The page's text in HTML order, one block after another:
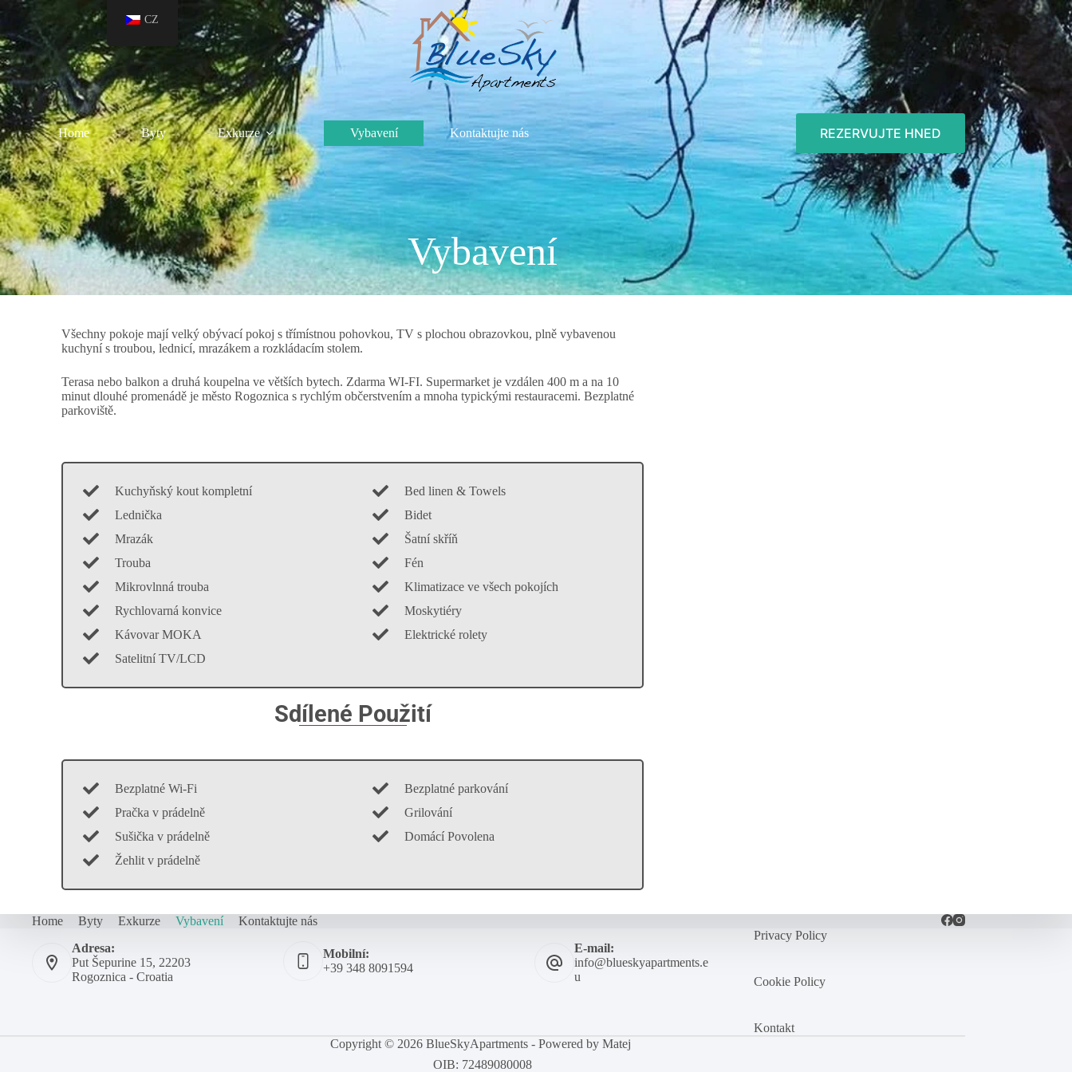
Home Byty Exkurze Vybavení Kontaktujte nás REZERVUJTE HNED
Vybavení
Všechny pokoje mají velký obývací pokoj s třímístnou pohovkou, TV s plochou obrazovkou, plně vybavenou
kuchyní s troubou, lednicí, mrazákem a rozkládacím stolem.
Terasa nebo balkon a druhá koupelna ve větších bytech. Zdarma WI-FI. Supermarket je vzdálen 400 m a na 10
minut dlouhé promenádě je město Rogoznica s rychlým občerstvením a mnoha typickými restauracemi. Bezplatné
parkoviště.
Kuchyňský kout kompletní
Lednička
Mrazák
Trouba
Mikrovlnná trouba
Rychlovarná konvice
Kávovar MOKA
Satelitní TV/LCD
Bed linen & Towels
Bidet
Šatní skříň
Fén
Klimatizace ve všech pokojích
Moskytiéry
Elektrické rolety
Sdílené Použití
Bezplatné Wi-Fi
Pračka v prádelně
Sušička v prádelně
Žehlit v prádelně
Bezplatné parkování
Grilování
Domácí Povolena
Home Byty Exkurze Vybavení
Kontaktujte nás
Adresa:
Put Šepurine 15, 22203
Rogoznica - Croatia
Mobilní:
+39 348 8091594
E-mail:
info@blueskyapartments.e
u
Privacy Policy
Cookie Policy
Kontakt
Copyright © 2026 BlueSkyApartments - Powered by Matej
OIB: 72489080008
CZ